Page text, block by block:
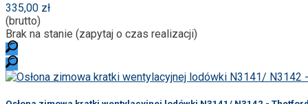
335,00 zł
(brutto)
Brak na stanie (zapytaj o czas realizacji)